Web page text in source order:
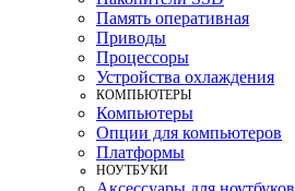
Память оперативная
Приводы
Процессоры
Устройства охлаждения
КОМПЬЮТЕРЫ
Компьютеры
Опции для компьютеров
Платформы
НОУТБУКИ